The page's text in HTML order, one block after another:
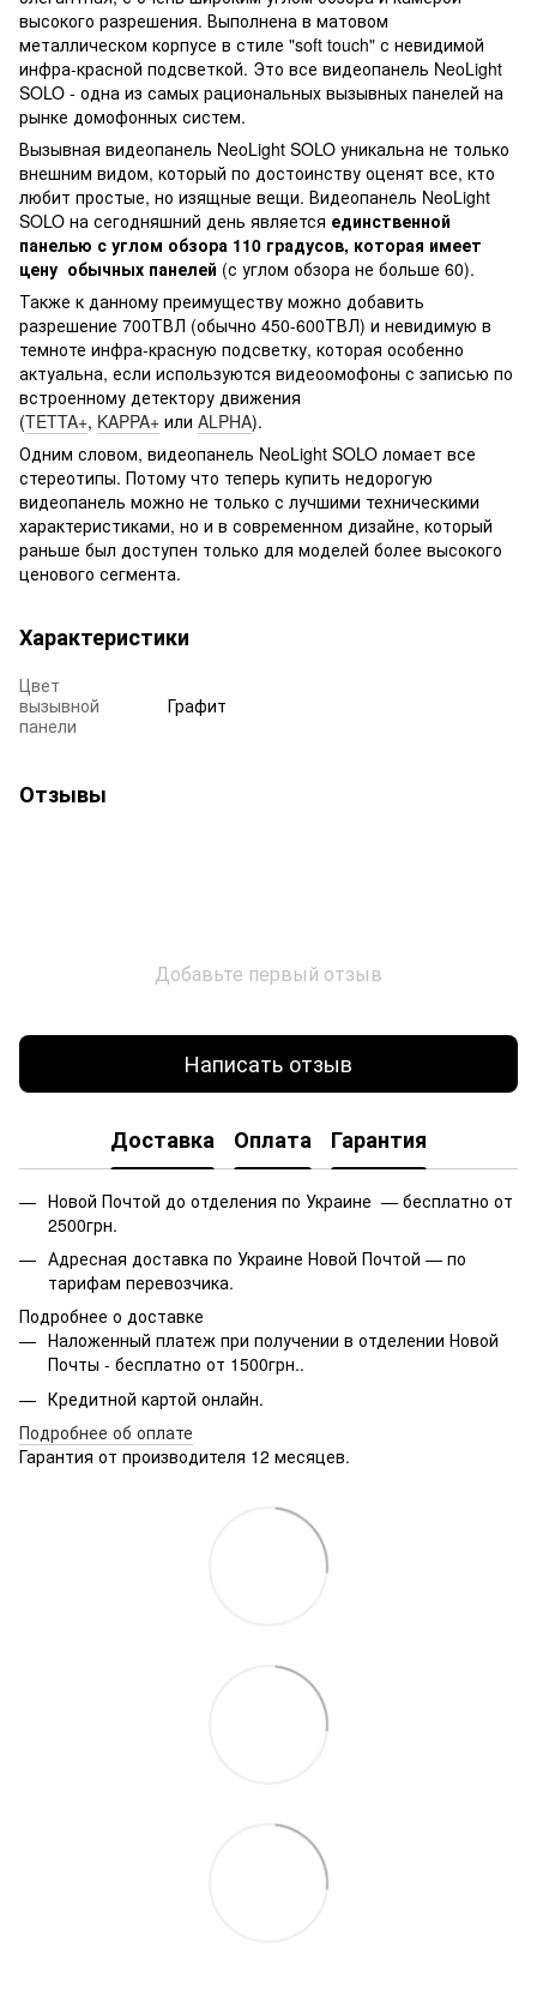
высокого разрешения. Выполнена в матовом
металлическом корпусе в стиле "soft touch" с невидимой
инфра-красной подсветкой. Это все видеопанель NeoLight
SOLO - одна из самых рациональных вызывных панелей на
рынке домофонных систем.
Вызывная видеопанель NeoLight SOLO уникальна не только
внешним видом, который по достоинству оценят все, кто
любит простые, но изящные вещи. Видеопанель NeoLight
SOLO на сегодняшний день является единственной
панелью с углом обзора 110 градусов, которая имеет
цену обычных панелей (с углом обзора не больше 60).
Также к данному преимуществу можно добавить
разрешение 700ТВЛ (обычно 450-600ТВЛ) и невидимую в
темноте инфра-красную подсветку, которая особенно
актуальна, если используются видеоомофоны с записью по
встроенному детектору движения
(TETTA+, KAPPA+ или ALPHA).
Одним словом, видеопанель NeoLight SOLO ломает все
стереотипы. Потому что теперь купить недорогую
видеопанель можно не только с лучшими техническими
характеристиками, но и в современном дизайне, который
раньше был доступен только для моделей более высокого
ценового сегмента.
Характеристики
Цвет
вызывной
панели
Графит
Отзывы
Добавьте первый отзыв
Написать отзыв
Доставка Оплата Гарантия
Новой Почтой до отделения по Украине — бесплатно от
2500грн.
Адресная доставка по Украине Новой Почтой — по
тарифам перевозчика.
Подробнее о доставке
Наложенный платеж при получении в отделении Новой
Почты - бесплатно от 1500грн..
Кредитной картой онлайн.
Подробнее об оплате
Гарантия от производителя 12 месяцев.